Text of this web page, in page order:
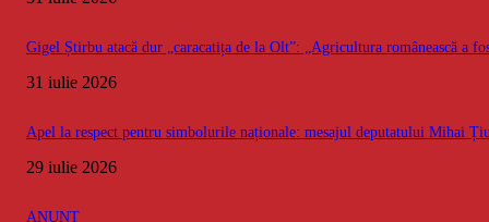
Gigel Știrbu atacă dur „caracatița de la Olt”: „Agricultura românească a
31 iulie 2026
Apel la respect pentru simbolurile naționale: mesajul deputatului Mihai
29 iulie 2026
ANUNȚ